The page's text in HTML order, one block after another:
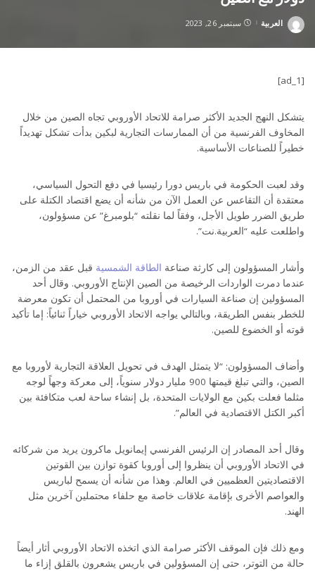
Posted
العربية سبتمبر 26, 2023
[ad_1]
يتشكل النهج الجديد الأكثر صرامة للاتحاد الأوروبي تجاه الصين من خلال
المخاوف الفرنسية من أن الممارسات التجارية لبكين بدأت تشكل تهديداً
خطيراً للصناعات الأساسية.
وقد لعبت الحكومة في باريس دورا رئيسيا في دفع التحول السياسي،
معتقدة أن التقاعس عن العمل الآن من شأنه أن يضع اقتصاد الكتلة على
طريق الضرر طويل الأجل، وفقاً لما نقلته “بلومبرغ” عن مسؤولون،
واطلعت عليه “العربية.نت”.
وأشار المسؤولون إلى كارثة صناعة الطاقة الشمسية قبل عقد من الزمن،
عندما دمرت الواردات الرخيصة من الصين الإنتاج الأوروبي. وقال أحد
المسؤولين إن صناعة السيارات في أوروبا من المحتمل أن تكون معرضة
للخطر بنفس الطريقة، وبالتالي يواجه الاتحاد الأوروبي خياراً ثنائياً: إما تأكيد
قوته أو الخضوع للصين.
وأضاف المسؤولون: “لا يتمثل الهدف في تحويل العلاقة التجارية لأوروبا مع
الصين، والتي تبلغ قيمتها 900 مليار دولار سنوياً، إلى معركة وجهاً لوجه
مثلما فعلت بكين مع الولايات المتحدة، بل إنشاء ساحة لعب متكافئة بين
أكبر الكتل الاقتصادية في العالم”.
وقال أحد المصادر إن الرئيس الفرنسي إيمانويل ماكرون يريد من شركائه
في الاتحاد الأوروبي أن ينظروا إلى أوروبا كقوة توازن بين القوتين
الاقتصاديتين العظميين في العالم. وهذا من شأنه أن يسمح لباريس
والعواصم الأخرى بإقامة علاقات خاصة مع حلفاء محتملين آخرين مثل
الهند.
ومع ذلك فإن الموقف الأكثر صرامة الذي اتخذه الاتحاد الأوروبي أثار أيضاً
حالة من التوتر، حتى إن المسؤولين في باريس يشعرون بالقلق إزاء ما